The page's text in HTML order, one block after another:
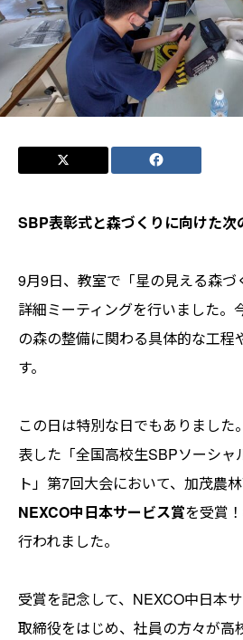
SBP表彰式と森づくりに向けた次
9月9日、教室で「星の見える森づ
詳細ミーティングを行いました。
の森の整備に関わる具体的な工程
す。
この日は特別な日でもありました
表した「全国高校生SBPソーシャ
ト」第7回大会において、加茂農
NEXCO中日本サービス賞を受賞
行われました。
受賞を記念して、NEXCO中日本
取締役をはじめ、社員の方々が高